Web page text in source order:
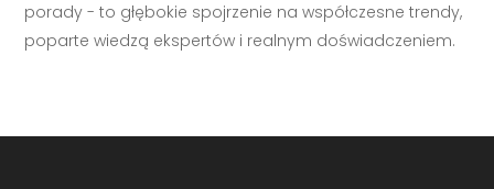
porady - to głębokie spojrzenie na współczesne trendy,
poparte wiedzą ekspertów i realnym doświadczeniem.